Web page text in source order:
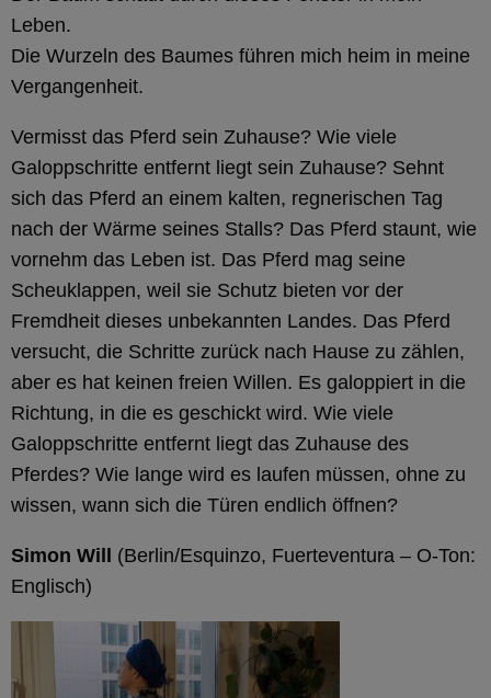
Leben.
Die Wurzeln des Baumes führen mich heim in meine
Vergangenheit.
Vermisst das Pferd sein Zuhause? Wie viele
Galoppschritte entfernt liegt sein Zuhause? Sehnt
sich das Pferd an einem kalten, regnerischen Tag
nach der Wärme seines Stalls? Das Pferd staunt, wie
vornehm das Leben ist. Das Pferd mag seine
Scheuklappen, weil sie Schutz bieten vor der
Fremdheit dieses unbekannten Landes. Das Pferd
versucht, die Schritte zurück nach Hause zu zählen,
aber es hat keinen freien Willen. Es galoppiert in die
Richtung, in die es geschickt wird. Wie viele
Galoppschritte entfernt liegt das Zuhause des
Pferdes? Wie lange wird es laufen müssen, ohne zu
wissen, wann sich die Türen endlich öffnen?
Simon Will
(Berlin/Esquinzo, Fuerteventura – O-Ton:
Englisch)